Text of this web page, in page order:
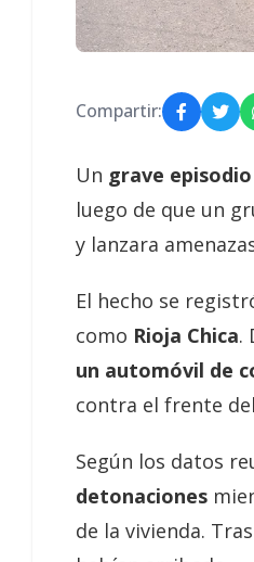
Compartir:
Un grave
luego de que un
y lanzara
El hecho se
como Rioja Chica.
un automóvil de
contra el frente
Según los datos
detonaciones
de la vivienda.